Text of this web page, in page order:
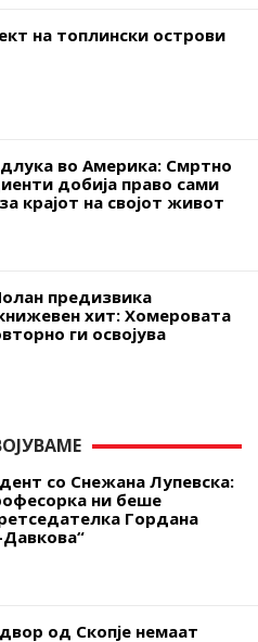
на топлински острови
во Америка: Смртно
добија право сами
крајот на својот живот
предизвика
хит: Хомеровата
ги освојува
со Снежана Лупевска:
ни беше
Гордана
од Скопје немаат